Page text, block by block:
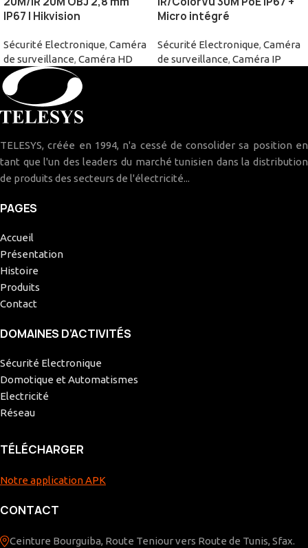
IP67 | Hikvision
Sécurité Electronique, Caméra
de surveillance, Caméra HD
Micro intégré
Sécurité Electronique, Caméra
de surveillance, Caméra IP
TELESYS, créée en 1994, n'a cessé de consolider sa position en
tant que l'un des leaders du marché tunisien dans la distribution
de produits des secteurs de l'électricité...
PAGES
Accueil
Présentation
Histoire
Produits
Contact
DOMAINES D’ACTIVITÉS
Sécurité Electronique
Domotique et Automatismes
Electricité
Réseau
TÉLÉCHARGER
Notre application APK
CONTACT
Ceinture Bourguiba, Route Teniour vers Route de Tunis, Sfax.